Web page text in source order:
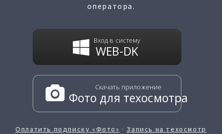
оператора.
Вход в систему
WEB-DK
Скачать приложение
Фото для техосмотра
Оплатить подписку «Фото» · Запись на техосмотр